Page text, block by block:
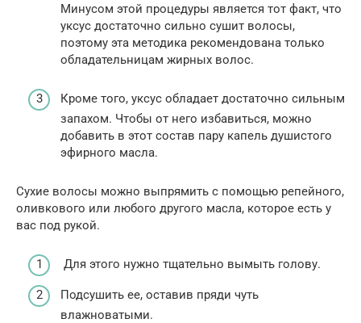
Минусом этой процедуры является тот факт, что
уксус достаточно сильно сушит волосы,
поэтому эта методика рекомендована только
обладательницам жирных волос.
Кроме того, уксус обладает достаточно сильным
запахом. Чтобы от него избавиться, можно
добавить в этот состав пару капель душистого
эфирного масла.
Сухие волосы можно выпрямить с помощью репейного,
оливкового или любого другого масла, которое есть у
вас под рукой.
Для этого нужно тщательно вымыть голову.
Подсушить ее, оставив пряди чуть
влажноватыми.